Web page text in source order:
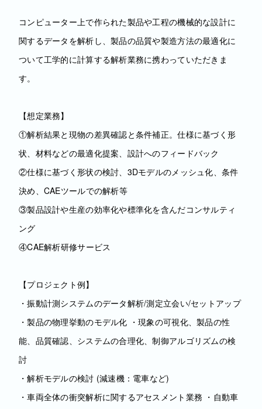
コンピューター上で作られた製品や工程の機械的な設計に
関するデータを解析し、製品の品質や製造方法の最適化に
ついて工学的に計算する解析業務に携わっていただきま
す。
【想定業務】
①解析結果と現物の差異確認と条件補正。仕様に基づく形
状、材料などの最適化提案、設計へのフィードバック
②仕様に基づく形状の検討、3Dモデルのメッシュ化、条件
決め、CAEツールでの解析等
③製品設計や生産の効率化や標準化を含んだコンサルティ
ング
④CAE解析研修サービス
【プロジェクト例】
・振動計測システムのデータ解析/測定立会い/セットアップ
・製品の物理挙動のモデル化 ・現象の可視化、製品の性
能、品質確認、システムの合理化、制御アルゴリズムの検
討
・解析モデルの検討 (減速機：電車など)
・車両全体の衝突解析に関するアセスメント業務 ・自動車